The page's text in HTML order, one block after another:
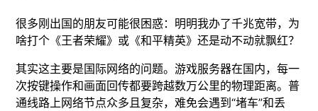
很多刚出国的朋友可能很困惑：明明我办了千兆宽带，为
啥打个《王者荣耀》或《和平精英》还是动不动就飘红？
其实这主要是国际网络的问题。游戏服务器在国内，每一
次按键操作和画面回传都要跨越数万公里的物理距离。普
通线路上网络节点众多且复杂，难免会遇到“堵车”和丢